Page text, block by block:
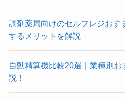
調剤薬局向けのセルフレジおす
するメリットを解説
自動精算機比較20選｜業種別
説！